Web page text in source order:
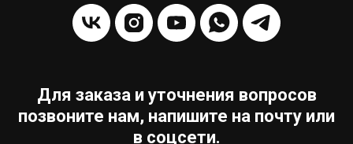
Для заказа и уточнения вопросов
позвоните нам, напишите на почту или
в соцсети.